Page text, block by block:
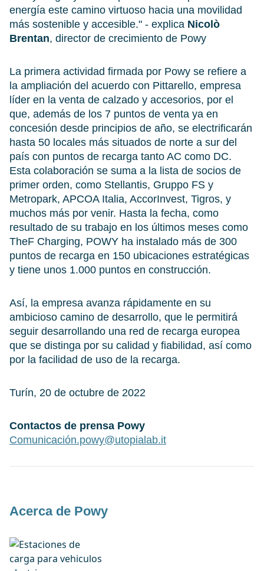
energía este camino virtuoso hacia una movilidad
más sostenible y accesible." - explica Nicolò
Brentan, director de crecimiento de Powy
La primera actividad firmada por Powy se refiere a
la ampliación del acuerdo con Pittarello, empresa
líder en la venta de calzado y accesorios, por el
que, además de los 7 puntos de venta ya en
concesión desde principios de año, se electrificarán
hasta 50 locales más situados de norte a sur del
país con puntos de recarga tanto AC como DC.
Esta colaboración se suma a la lista de socios de
primer orden, como Stellantis, Gruppo FS y
Metropark, APCOA Italia, AccorInvest, Tigros, y
muchos más por venir. Hasta la fecha, como
resultado de su trabajo en los últimos meses como
TheF Charging, POWY ha instalado más de 300
puntos de recarga en 150 ubicaciones estratégicas
y tiene unos 1.000 puntos en construcción.
Así, la empresa avanza rápidamente en su
ambicioso camino de desarrollo, que le permitirá
seguir desarrollando una red de recarga europea
que se distinga por su calidad y fiabilidad, así como
por la facilidad de uso de la recarga.
Turín, 20 de octubre de 2022
Contactos de prensa Powy
Comunicación.powy@utopialab.it
Acerca de Powy